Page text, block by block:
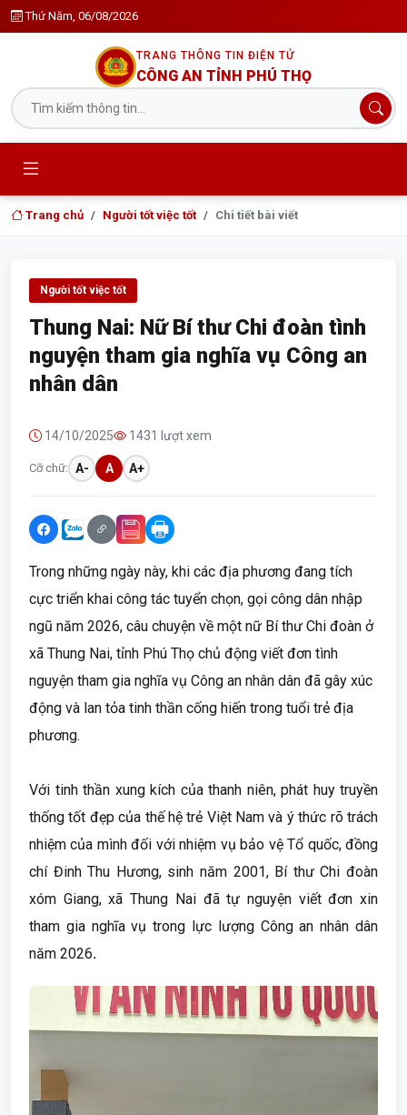
Thứ Năm, 06/08/2026
TRANG THÔNG TIN ĐIỆN TỬ
CÔNG AN TỈNH PHÚ THỌ
Trang chủ Người tốt việc tốt Chi tiết bài viết
Người tốt việc tốt
Thung Nai: Nữ Bí thư Chi đoàn tình
nguyện tham gia nghĩa vụ Công an
nhân dân
14/10/2025 1431 lượt xem
Cỡ chữ: A- A A+
Trong những ngày này, khi các địa phương đang tích
cực triển khai công tác tuyển chọn, gọi công dân nhập
ngũ năm 2026, câu chuyện về một nữ Bí thư Chi đoàn ở
xã Thung Nai, tỉnh Phú Thọ chủ động viết đơn tình
nguyện tham gia nghĩa vụ Công an nhân dân đã gây xúc
động và lan tỏa tinh thần cống hiến trong tuổi trẻ địa
phương.
Với tinh thần xung kích của thanh niên, phát huy truyền
thống tốt đẹp của thế hệ trẻ Việt Nam và ý thức rõ trách
nhiệm của mình đối với nhiệm vụ bảo vệ Tổ quốc, đồng
chí Đinh Thu Hương, sinh năm 2001, Bí thư Chi đoàn
xóm Giang, xã Thung Naiđã tự nguyện viết đơn xin
tham gia nghĩa vụ trong lực lượng Công an nhân dân
năm 2026.